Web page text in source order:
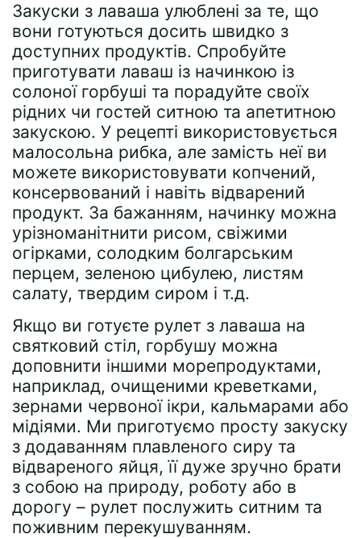
Закуски з лаваша улюблені за те, що
вони готуються досить швидко з
доступних продуктів. Спробуйте
приготувати лаваш із начинкою із
солоної горбуші та порадуйте своїх
рідних чи гостей ситною та апетитною
закускою. У рецепті використовується
малосольна рибка, але замість неї ви
можете використовувати копчений,
консервований і навіть відварений
продукт. За бажанням, начинку можна
урізноманітнити рисом, свіжими
огірками, солодким болгарським
перцем, зеленою цибулею, листям
салату, твердим сиром і т.д.
Якщо ви готуєте рулет з лаваша на
святковий стіл, горбушу можна
доповнити іншими морепродуктами,
наприклад, очищеними креветками,
зернами червоної ікри, кальмарами або
мідіями. Ми приготуємо просту закуску
з додаванням плавленого сиру та
відвареного яйця, її дуже зручно брати
з собою на природу, роботу або в
дорогу – рулет послужить ситним та
поживним перекушуванням.